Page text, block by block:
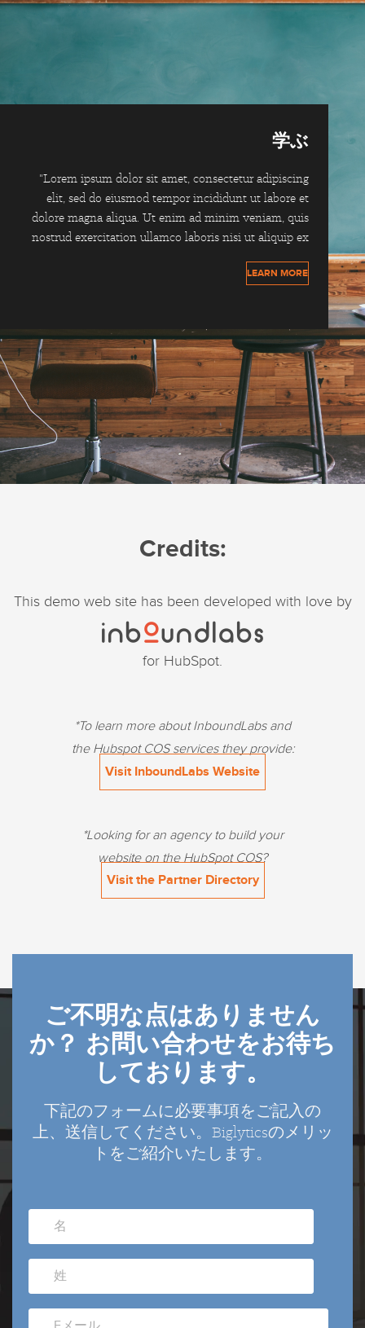
学ぶ
"Lorem ipsum dolor sit amet, consectetur adipiscing
elit, sed do eiusmod tempor incididunt ut labore et
dolore magna aliqua. Ut enim ad minim veniam, quis
nostrud exercitation ullamco laboris nisi ut aliquip ex
LEARN MORE
Credits:
This demo web site has been developed with love by
for HubSpot.
*To learn more about InboundLabs and
the Hubspot COS services they provide:
Visit InboundLabs Website
*Looking for an agency to build your
website on the HubSpot COS?
Visit the Partner Directory
ご不明な点はありません
か？ お問い合わせをお待ち
しております。
下記のフォームに必要事項をご記入の
上、送信してください。Biglyticsのメリッ
トをご紹介いたします。